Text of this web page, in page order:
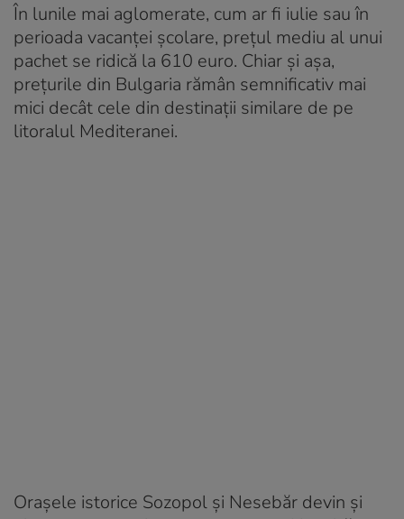
În lunile mai aglomerate, cum ar fi iulie sau în
perioada vacanței școlare, prețul mediu al unui
pachet se ridică la 610 euro. Chiar și așa,
prețurile din Bulgaria rămân semnificativ mai
mici decât cele din destinații similare de pe
litoralul Mediteranei.
Orașele istorice Sozopol și Nesebăr devin și